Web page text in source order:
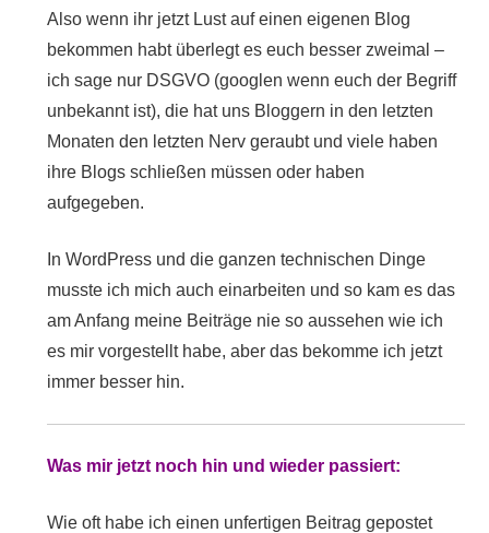
Also wenn ihr jetzt Lust auf einen eigenen Blog
bekommen habt überlegt es euch besser zweimal –
ich sage nur DSGVO (googlen wenn euch der Begriff
unbekannt ist), die hat uns Bloggern in den letzten
Monaten den letzten Nerv geraubt und viele haben
ihre Blogs schließen müssen oder haben
aufgegeben.
In WordPress und die ganzen technischen Dinge
musste ich mich auch einarbeiten und so kam es das
am Anfang meine Beiträge nie so aussehen wie ich
es mir vorgestellt habe, aber das bekomme ich jetzt
immer besser hin.
Was mir jetzt noch hin und wieder passiert:
Wie oft habe ich einen unfertigen Beitrag gepostet